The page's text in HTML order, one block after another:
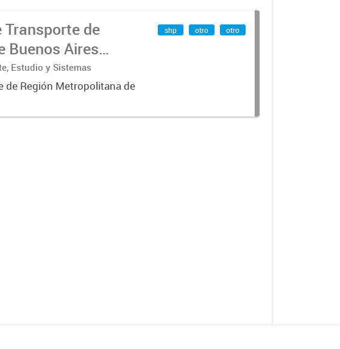
Transporte de
Buenos Aires
Estudio y Sistemas
de Región Metropolitana de
shp otro otro